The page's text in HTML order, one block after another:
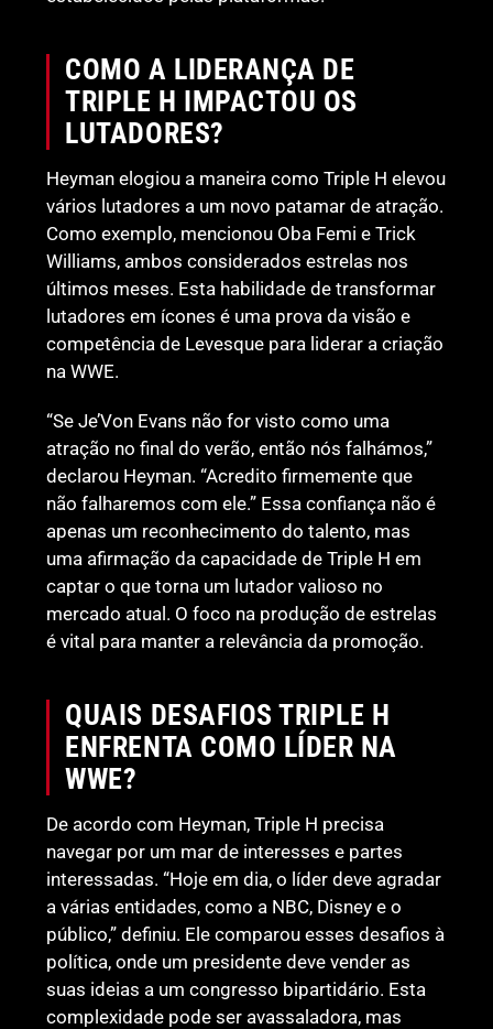
COMO A LIDERANÇA DE
TRIPLE H IMPACTOU OS
LUTADORES?
Heyman elogiou a maneira como Triple H elevou
vários lutadores a um novo patamar de atração.
Como exemplo, mencionou Oba Femi e Trick
Williams, ambos considerados estrelas nos
últimos meses. Esta habilidade de transformar
lutadores em ícones é uma prova da visão e
competência de Levesque para liderar a criação
na WWE.
“Se Je’Von Evans não for visto como uma
atração no final do verão, então nós falhámos,”
declarou Heyman. “Acredito firmemente que
não falharemos com ele.” Essa confiança não é
apenas um reconhecimento do talento, mas
uma afirmação da capacidade de Triple H em
captar o que torna um lutador valioso no
mercado atual. O foco na produção de estrelas
é vital para manter a relevância da promoção.
QUAIS DESAFIOS TRIPLE H
ENFRENTA COMO LÍDER NA
WWE?
De acordo com Heyman, Triple H precisa
navegar por um mar de interesses e partes
interessadas. “Hoje em dia, o líder deve agradar
a várias entidades, como a NBC, Disney e o
público,” definiu. Ele comparou esses desafios à
política, onde um presidente deve vender as
suas ideias a um congresso bipartidário. Esta
complexidade pode ser avassaladora, mas